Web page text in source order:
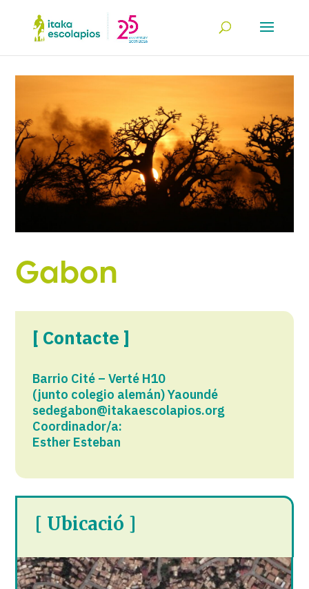
Gabon
[ Contacte ]
Barrio Cité – Verté H10
(junto colegio alemán) Yaoundé​​
sedegabon@itakaescolapios.org
Coordinador/a:
Esther Esteban
[ Ubicació ]